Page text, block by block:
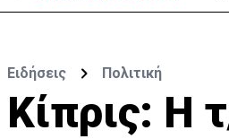
Ειδήσεις Πολιτική
Κίπρις: Η